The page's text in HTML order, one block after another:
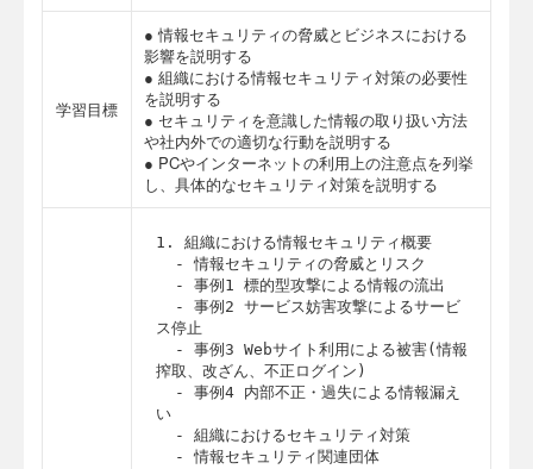
学習目標
● 情報セキュリティの脅威とビジネスにおける
影響を説明する
● 組織における情報セキュリティ対策の必要性
を説明する
● セキュリティを意識した情報の取り扱い方法
や社内外での適切な行動を説明する
● PCやインターネットの利用上の注意点を列挙
し、具体的なセキュリティ対策を説明する
1. 組織における情報セキュリティ概要
ス停止
搾取、改ざん、不正ログイン)
い